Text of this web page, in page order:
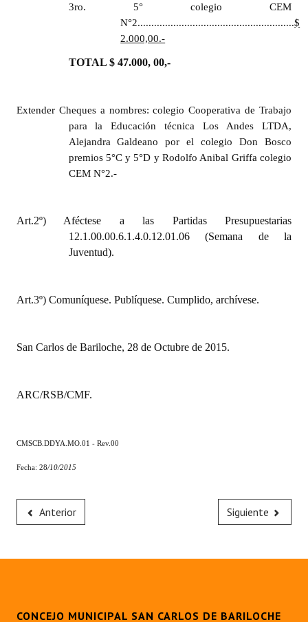
3ro. 5° colegio CEM
N°2.........................................................$
2.000,00.-
TOTAL $ 47.000, 00,-
Extender Cheques a nombres: colegio Cooperativa de Trabajo
para la Educación técnica Los Andes LTDA,
Alejandra Galdeano por el colegio Don Bosco
premios 5°C y 5°D y Rodolfo Anibal Griffa colegio
CEM N°2.-
Art.2º) Aféctese a las Partidas Presupuestarias
12.1.00.00.6.1.4.0.12.01.06 (Semana de la
Juventud).
Art.3º) Comuníquese. Publíquese. Cumplido, archívese.
San Carlos de Bariloche, 28 de Octubre de 2015.
ARC/RSB/CMF.
CMSCB.DDYA.MO.01 - Rev.00
Fecha: 28/10/2015
Anterior Siguiente
CONCEJO MUNICIPAL SAN CARLOS DE BARILOCHE